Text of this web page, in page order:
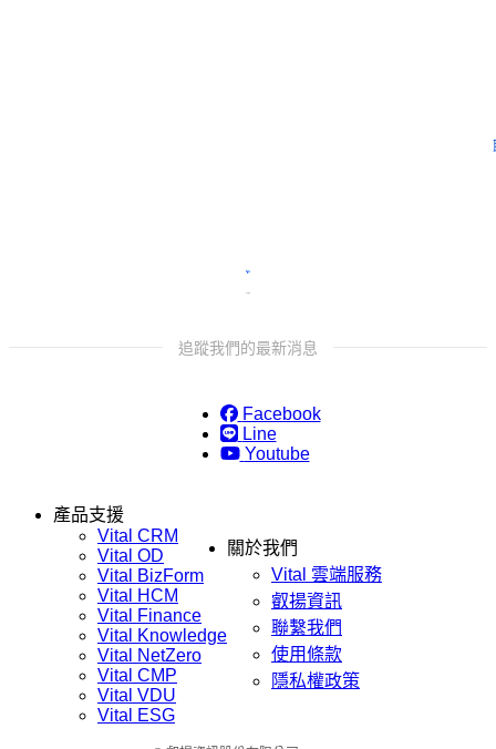
追蹤我們的最新消息
Facebook
Line
Youtube
產品支援
Vital CRM
Vital OD
Vital BizForm
Vital HCM
Vital Finance
Vital Knowledge
Vital NetZero
Vital CMP
Vital VDU
Vital ESG
關於我們
Vital 雲端服務
叡揚資訊
聯繫我們
使用條款
隱私權政策